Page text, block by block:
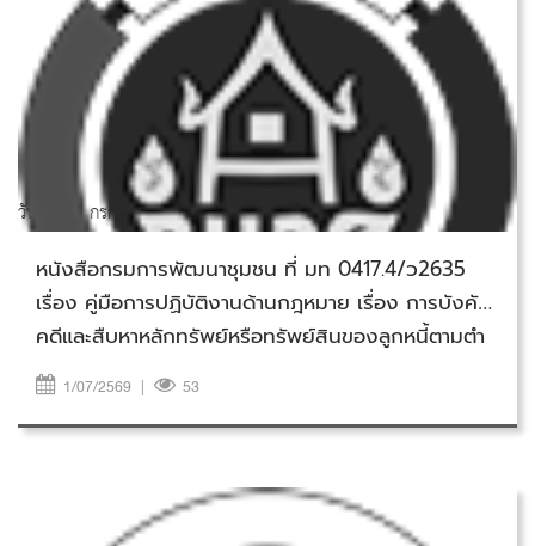
วันพุธที่ 1 กรกฎาคม 2569
หนังสือกรมการพัฒนาชุมชน ที่ มท 0417.4/ว2635
เรื่อง คู่มือการปฏิบัติงานด้านกฎหมาย เรื่อง การบังคับ
คดีและสืบหาหลักทรัพย์หรือทรัพย์สินของลูกหนี้ตามตำ
พิพากษา ลงวันที่ 1 กรกฎาคม 2569
1/07/2569 | 53